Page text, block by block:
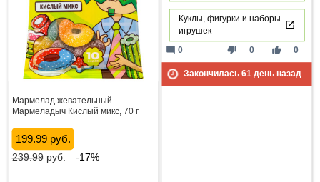
Куклы, фигурки и наборы
игрушек
thumb_down 0 thumb_up 0
mode_comment 0
Закончилась 61день назад
Мармелад жевательный
Мармеладыч Кислый микс, 70 г
199.99 руб.
239.99руб. -17%